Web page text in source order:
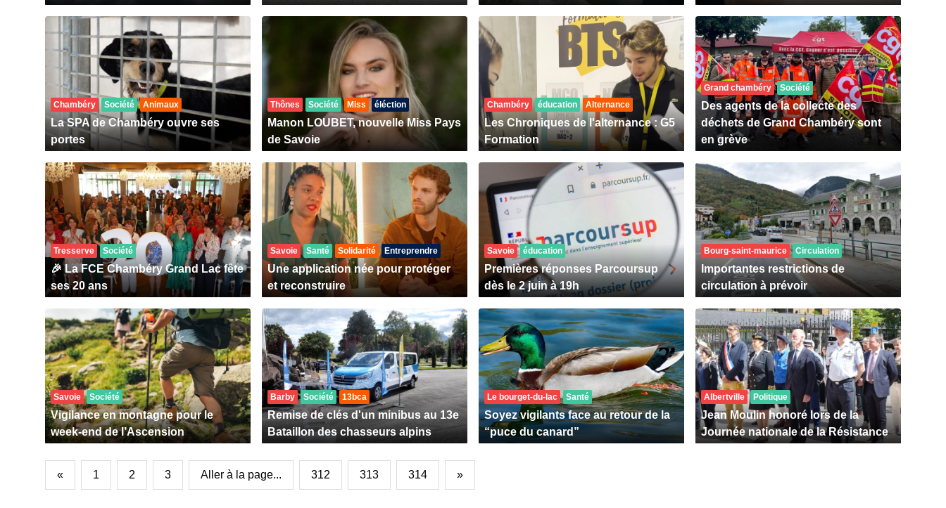
Chambéry Société Animaux
La SPA de Chambéry ouvre ses
portes
Thônes Société Miss éléction
Manon LOUBET, nouvelle Miss Pays
de Savoie
Chambéry éducation Alternance
Les Chroniques de l'alternance : G5
Formation
Grand chambéry Société
Des agents de la collecte des
déchets de Grand Chambéry sont
en grève
Tresserve Société
🎉 La FCE Chambéry Grand Lac fête
ses 20 ans
Savoie Santé Solidarité Entreprendre
Une application née pour protéger
et reconstruire
Savoie éducation
Premières réponses Parcoursup
dès le 2 juin à 19h
Bourg-saint-maurice Circulation
Importantes restrictions de
circulation à prévoir
Savoie Société
Vigilance en montagne pour le
week-end de l’Ascension
Barby Société 13bca
Remise de clés d'un minibus au 13e
Bataillon des chasseurs alpins
Le bourget-du-lac Santé
Soyez vigilants face au retour de la
“puce du canard”
Albertville Politique
Jean Moulin honoré lors de la
Journée nationale de la Résistance
« 1 2 3 Aller à la page... 312 313 314 »